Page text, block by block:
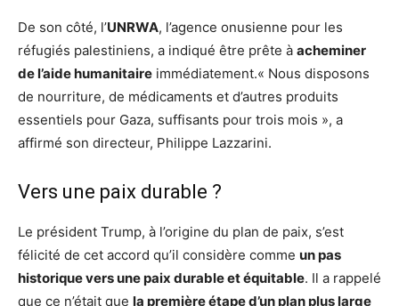
De son côté, l’UNRWA, l’agence onusienne pour les
réfugiés palestiniens, a indiqué être prête à acheminer
de l’aide humanitaire immédiatement.« Nous disposons
de nourriture, de médicaments et d’autres produits
essentiels pour Gaza, suffisants pour trois mois », a
affirmé son directeur, Philippe Lazzarini.
Vers une paix durable ?
Le président Trump, à l’origine du plan de paix, s’est
félicité de cet accord qu’il considère comme un pas
historique vers une paix durable et équitable. Il a rappelé
que ce n’était que la première étape d’un plan plus large